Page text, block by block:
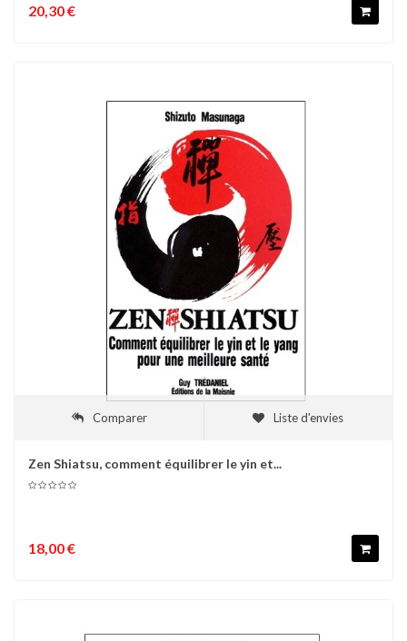
20,30 €
Comparer Liste d'envies
Zen Shiatsu, comment équilibrer le yin et...
18,00 €